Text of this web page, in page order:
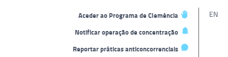
Aceder ao Programa de Clemência
Notificar operação de concentração
Reportar práticas anticoncorrenciais
EN